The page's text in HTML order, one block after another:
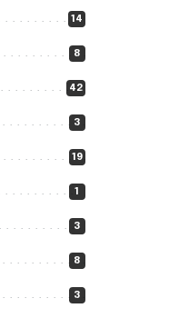
14
8
42
3
19
1
3
8
3